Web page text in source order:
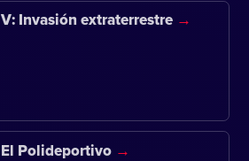
V: Invasión extraterrestre
El Polideportivo